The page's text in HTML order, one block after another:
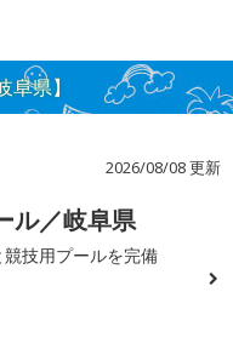
県】
2026/08/08 更新
ル／岐阜県
技用プールを完備